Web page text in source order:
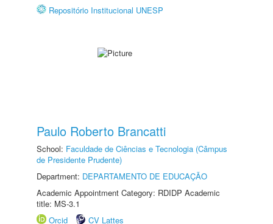
Repositório Institucional UNESP
Paulo Roberto Brancatti
School: Faculdade de Ciências e Tecnologia (Câmpus
de Presidente Prudente)
Department: DEPARTAMENTO DE EDUCAÇÃO
Academic Appointment Category: RDIDP Academic
title: MS-3.1
Orcid
CV Lattes